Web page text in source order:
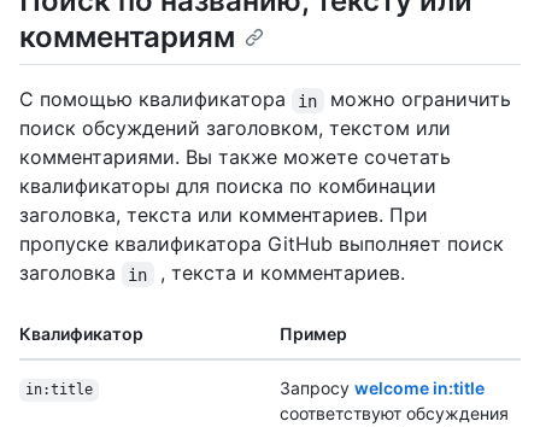
комментариям
С помощью квалификатора in
можно ограничить
поиск обсуждений заголовком, текстом или
комментариями. Вы также можете сочетать
квалификаторы для поиска по комбинации
заголовка, текста или комментариев. При
пропуске квалификатора GitHub выполняет поиск
заголовка
in , текста и комментариев.
Квалификатор Пример
in:title Запросу welcome in:title
соответствуют обсуждения